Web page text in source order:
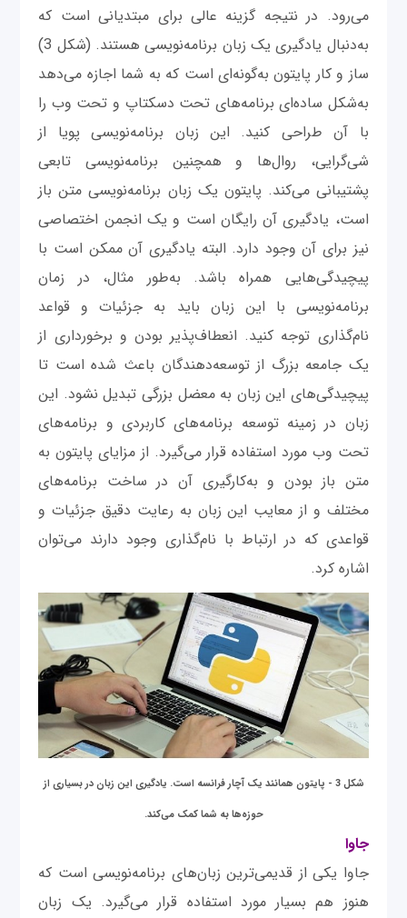
می‌رود. در نتیجه گزینه عالی برای مبتدیانی است که
به‌دنبال یادگیری یک زبان برنامه‌نویسی هستند. (شکل 3)
ساز و کار پایتون به‌گونه‌ای است که به شما اجازه می‌دهد
به‌شکل ساده‌ای برنامه‌های تحت دسکتاپ و تحت وب را
با آن طراحی کنید. این زبان برنامه‌نویسی پویا از
شی‌گرایی، روال‌ها و همچنین برنامه‌نویسی تابعی
پشتیبانی می‌کند. پایتون یک زبان‌ برنامه‌نویسی متن باز
است، یادگیری آن رایگان است و یک انجمن اختصاصی
نیز برای آن وجود دارد. البته یادگیری آن ممکن است با
پیچیدگی‌هایی همراه باشد. به‌طور مثال، در زمان
برنامه‌نویسی با این زبان باید به جزئیات و قواعد
نام‌گذاری توجه کنید. انعطاف‌پذیر بودن و برخورداری از
یک جامعه بزرگ از توسعه‌دهندگان باعث شده است تا
پیچیدگی‌های این زبان به معضل بزرگی تبدیل نشود. این
زبان در زمینه توسعه برنامه‌های کاربردی و برنامه‌های
تحت وب مورد استفاده قرار می‌گیرد. از مزایای پایتون به
متن ‌باز بودن و به‌کارگیری آن در ساخت برنامه‌های
مختلف و از معایب این زبان به رعایت دقیق جزئیات و
قواعدی که در ارتباط با نام‌گذاری وجود دارند می‌توان
اشاره کرد.
شکل 3 - پایتون همانند یک آچار فرانسه است. یادگیری این زبان در بسیاری از
حوزه‌ها به شما کمک می‌کند.
جاوا
جاوا یکی از قدیمی‌ترین زبان‌های برنامه‌نویسی است که
هنوز هم بسیار مورد استفاده قرار می‌گیرد. یک زبان